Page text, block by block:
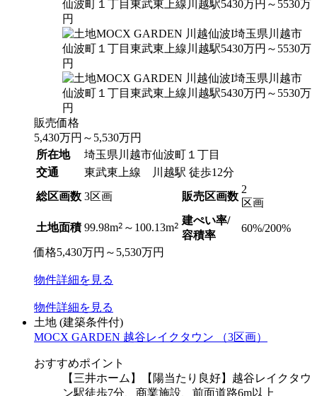
販売価格
5,430万円 ～ 5,530万円
所在地
埼玉県川越市仙波町１丁目
交通
東武東上線 川越駅 徒歩12分
総区画数 3区画 販売区画数
2
区画
土地面積 99.98m2 ～100.13m2 建ぺい率/
容積率
60%/200%
価格5,430万円 ～ 5,530万円
物件詳細を見る
物件詳細を見る
土地 (建築条件付)
MOCX GARDEN 越谷レイクタウン （3区画）
おすすめポイント
【三井ホーム】【陽当たり良好】越谷レイクタウ
ン駅徒歩7分、商業施設、前面道路6m以上